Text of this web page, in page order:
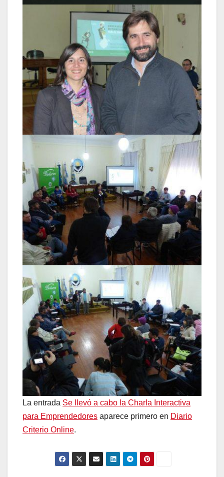
La entrada Se llevó a cabo la Charla Interactiva
para Emprendedores aparece primero en Diario
Criterio Online.